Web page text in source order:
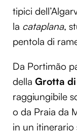
Utilizziamo i
annunci, per
analizzare il
informazioni sul
pubblicità e social
con altre
raccolto dal tuo
tipici
la cataplana,
pentola di
Da Portimão
della Grotta
raggiungibile
o da Praia da
in un itinerario